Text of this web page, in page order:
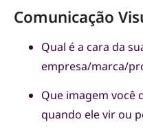
Comunicação
Qual é a cara da
empresa/marca/
Que imagem você
quando ele vir ou